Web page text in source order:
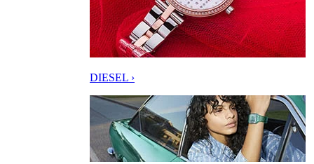
DIESEL ›